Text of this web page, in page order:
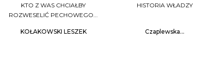
KTO Z WAS CHCIAŁBY
ROZWESELIĆ PECHOWEGO...
KOŁAKOWSKI LESZEK
HISTORIA WŁADZY
Czaplewska...